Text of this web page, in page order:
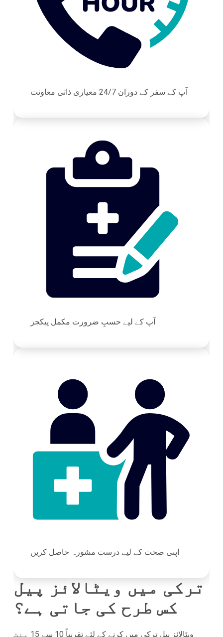
آپ کے سفر کے دوران 24/7 معیاری ذاتی معاونت
آپ کے لیے حسبِ ضرورت مکمل پیکجز
اپنی صحت کے لیے درست مشورہ حاصل کریں
ترکی میں ویٹالائز پیل
کس طرح کی جاتی ہے؟
ویٹالائز پیل ترکی میں کرنے کے لئے تقریباً 10 سے 15 منٹ